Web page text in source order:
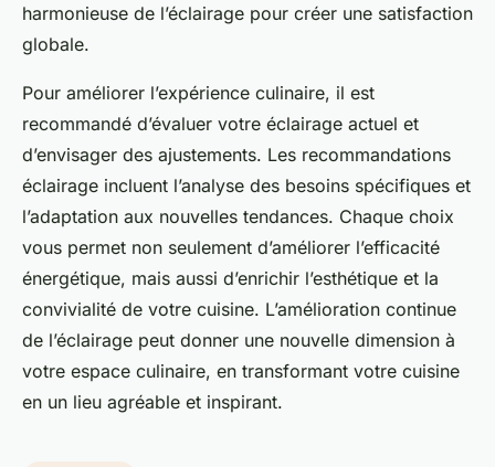
harmonieuse de l’éclairage pour créer une satisfaction
globale.
Pour améliorer l’expérience culinaire, il est
recommandé d’évaluer votre éclairage actuel et
d’envisager des ajustements. Les recommandations
éclairage incluent l’analyse des besoins spécifiques et
l’adaptation aux nouvelles tendances. Chaque choix
vous permet non seulement d’améliorer l’efficacité
énergétique, mais aussi d’enrichir l’esthétique et la
convivialité de votre cuisine. L’amélioration continue
de l’éclairage peut donner une nouvelle dimension à
votre espace culinaire, en transformant votre cuisine
en un lieu agréable et inspirant.